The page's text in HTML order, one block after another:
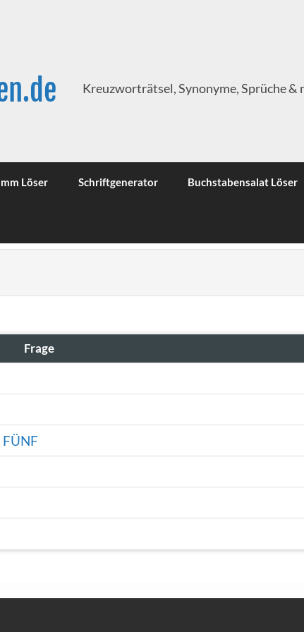
Kreuzworträtsel, Synonyme, Sprüche &
Löser Schriftgenerator Buchstabensalat Löser
Frage
FÜNF